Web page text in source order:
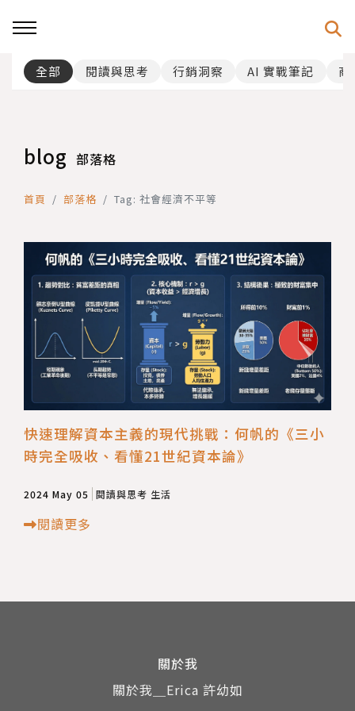
全部 閱讀與思考 行銷洞察 AI 實戰筆記 商
blog 部落格
首頁 部落格 Tag: 社會經濟不平等
快速理解資本主義的現代挑戰：何帆的《三小
時完全吸收、看懂21世紀資本論》
2024 May 05 閱讀與思考 生活
閱讀更多
關於我
關於我＿Erica 許幼如